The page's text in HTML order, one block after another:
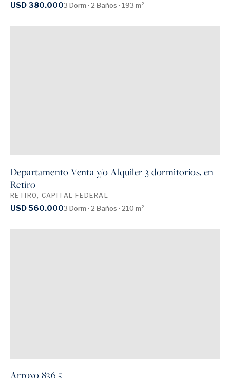
USD 380.0003 Dorm · 2 Baños · 193 m²
Departamento Venta y/o Alquiler 3 dormitorios, en
Retiro
RETIRO, CAPITAL FEDERAL
USD 560.0003 Dorm · 2 Baños · 210 m²
Arroyo 836 5